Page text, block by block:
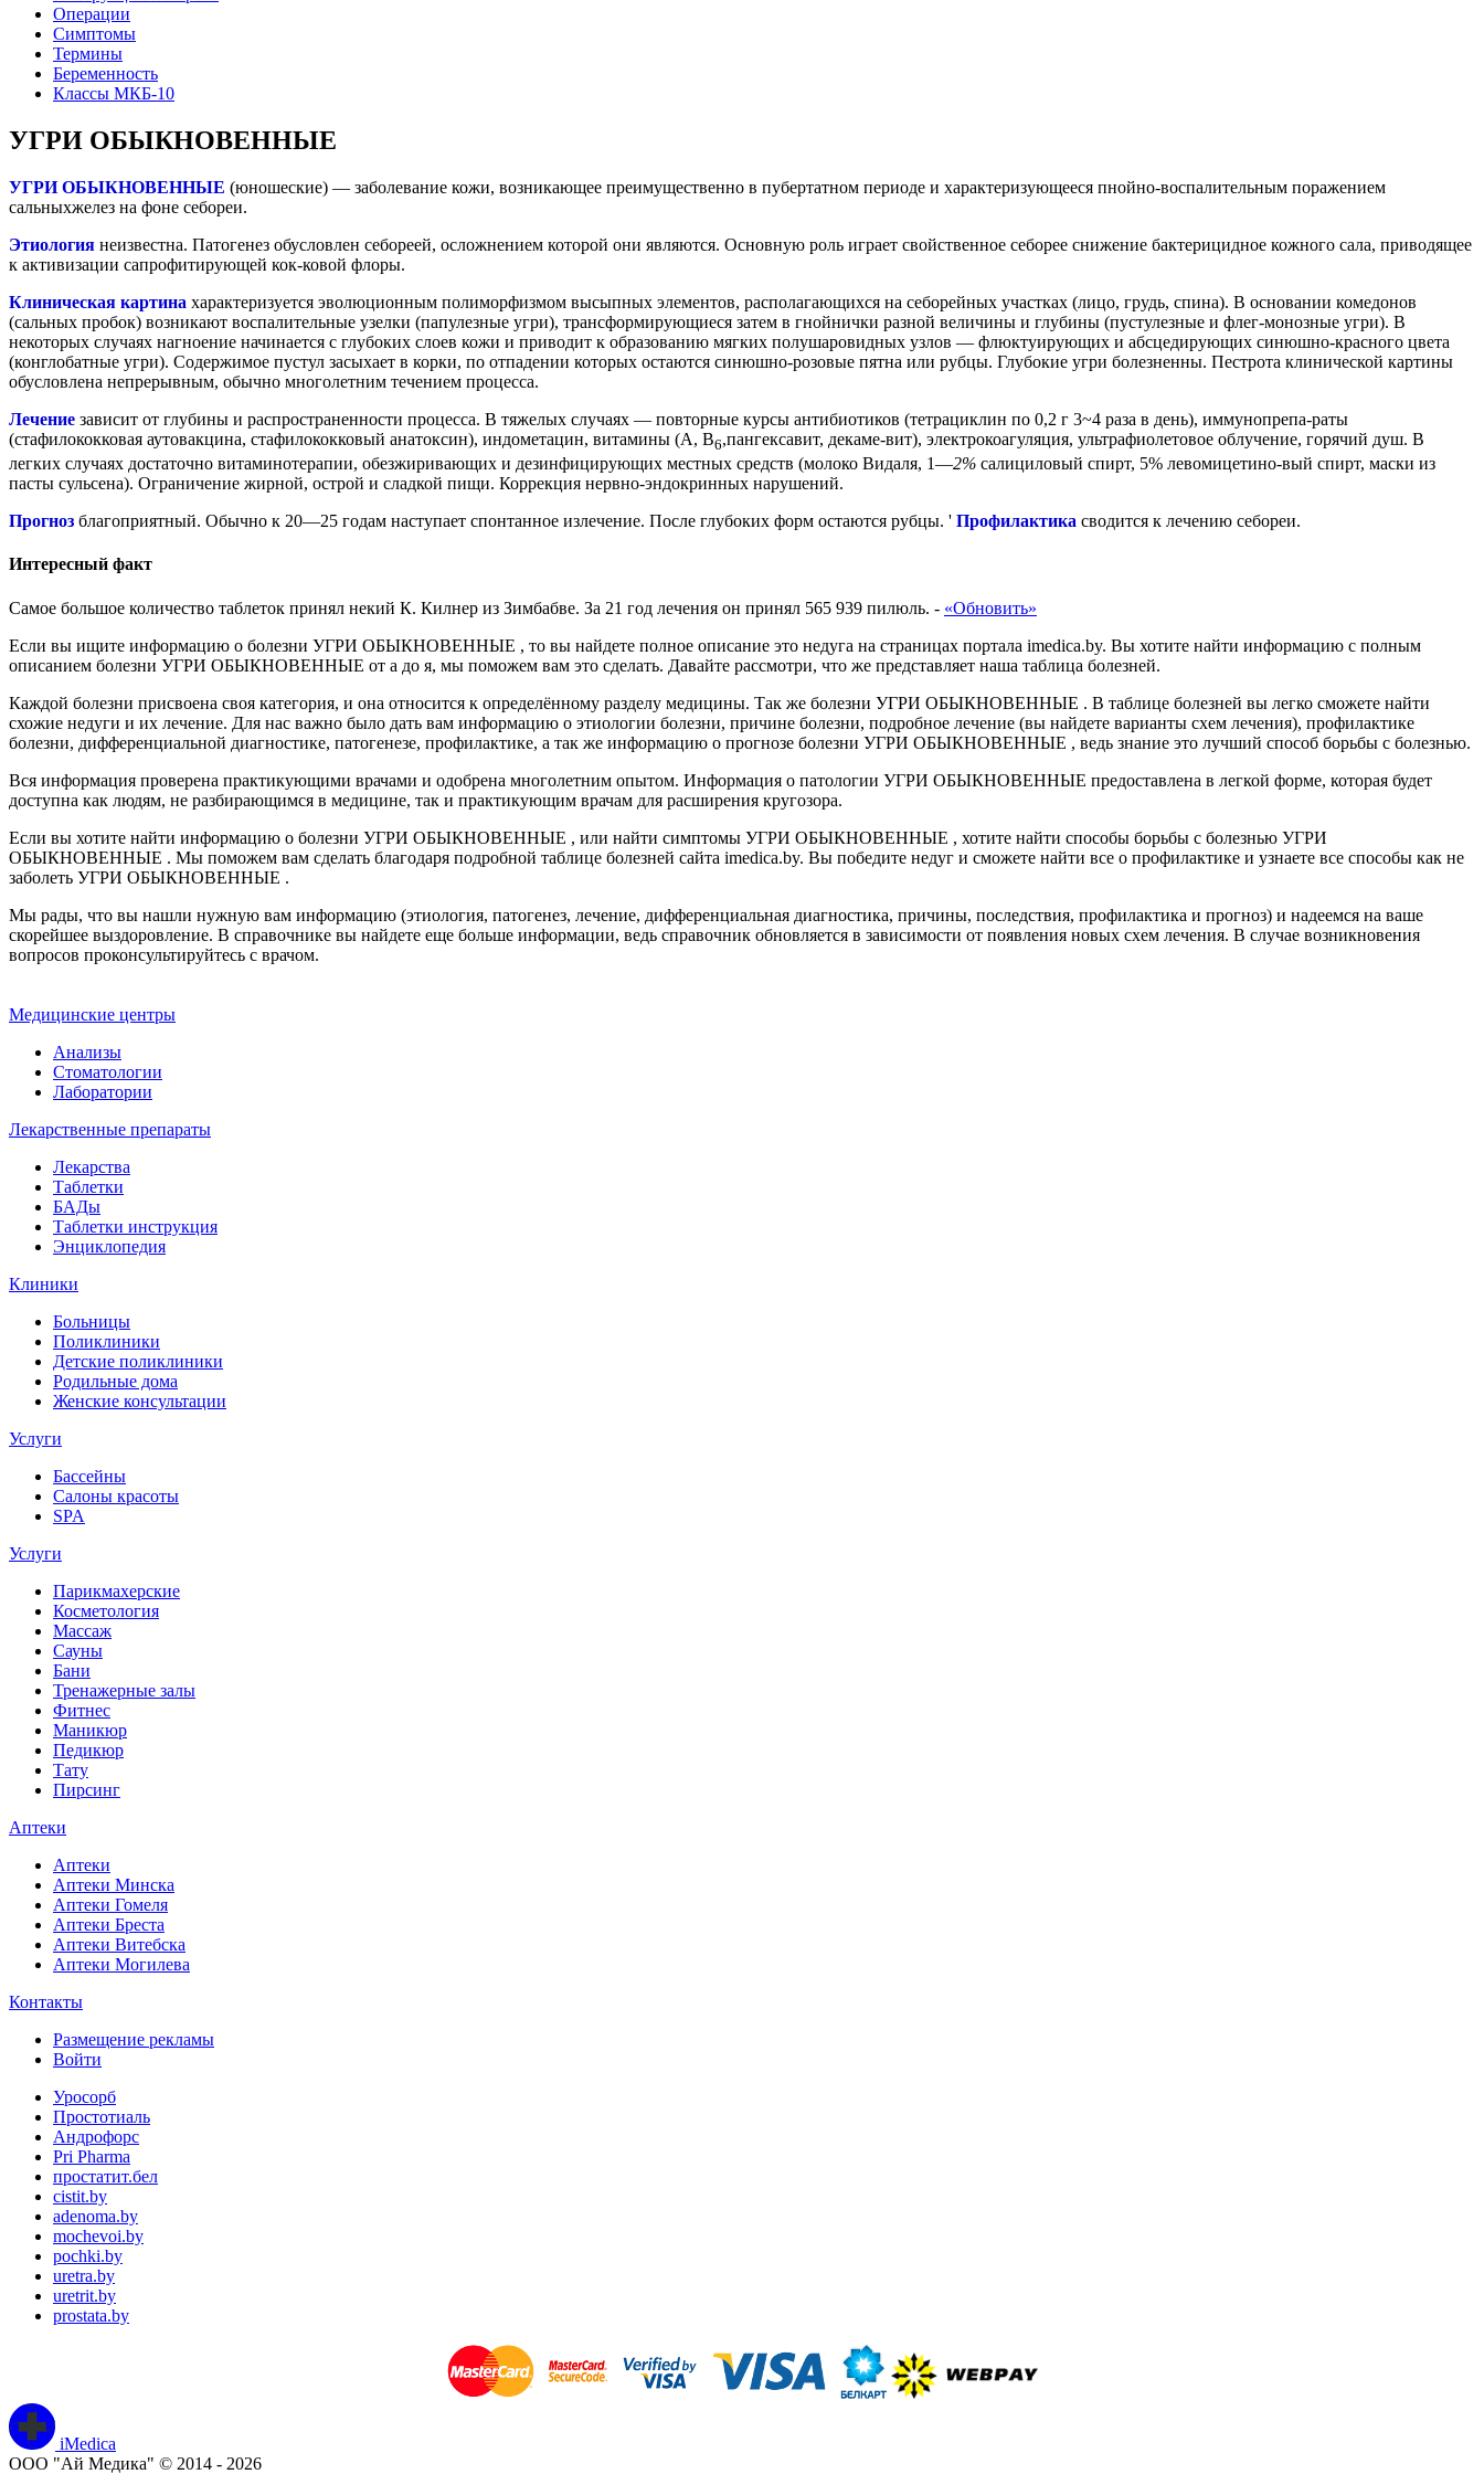
Операции
Симптомы
Термины
Беременность
Классы МКБ-10
УГРИ ОБЫКНОВЕННЫЕ
УГРИ ОБЫКНОВЕННЫЕ (юношеские) — заболевание кожи, возникающее преимущественно в пубертатном периоде и характеризующееся пнойно-воспалительным поражением
сальныхжелез на фоне себореи.
Этиология неизвестна. Патогенез обусловлен себореей, осложнением которой они являются. Основную роль играет свойственное себорее снижение бактерицидное кожного сала, приводящее
к активизации сапрофитирующей кок-ковой флоры.
Клиническая картина характеризуется эволюционным полиморфизмом высыпных элементов, располагающихся на себорейных участках (лицо, грудь, спина). В основании комедонов
(сальных пробок) возникают воспалительные узелки (папулезные угри), трансформирующиеся затем в гнойнички разной величины и глубины (пустулезные и флег-монозные угри). В
некоторых случаях нагноение начинается с глубоких слоев кожи и приводит к образованию мягких полушаровидных узлов — флюктуирующих и абсцедирующих синюшно-красного цвета
(конглобатные угри). Содержимое пустул засыхает в корки, по отпадении которых остаются синюшно-розовые пятна или рубцы. Глубокие угри болезненны. Пестрота клинической картины
обусловлена непрерывным, обычно многолетним течением процесса.
Лечение зависит от глубины и распространенности процесса. В тяжелых случаях — повторные курсы антибиотиков (тетрациклин по 0,2 г 3~4 раза в день), иммунопрепа-раты
(стафилококковая аутовакцина, стафилококковый анатоксин), индометацин, витамины (А, В6,пангексавит, декаме-вит), электрокоагуляция, ультрафиолетовое облучение, горячий душ. В
легких случаях достаточно витаминотерапии, обезжиривающих и дезинфицирующих местных средств (молоко Видаля, 1—2% салициловый спирт, 5% левомицетино-вый спирт, маски из
пасты сульсена). Ограничение жирной, острой и сладкой пищи. Коррекция нервно-эндокринных нарушений.
Прогноз благоприятный. Обычно к 20—25 годам наступает спонтанное излечение. После глубоких форм остаются рубцы. ' Профилактика сводится к лечению себореи.
Интересный факт
Самое большое количество таблеток принял некий К. Килнер из Зимбабве. За 21 год лечения он принял 565 939 пилюль. - «Обновить»
Если вы ищите информацию о болезни УГРИ ОБЫКНОВЕННЫЕ , то вы найдете полное описание это недуга на страницах портала imedica.by. Вы хотите найти информацию с полным
описанием болезни УГРИ ОБЫКНОВЕННЫЕ от а до я, мы поможем вам это сделать. Давайте рассмотри, что же представляет наша таблица болезней.
Каждой болезни присвоена своя категория, и она относится к определённому разделу медицины. Так же болезни УГРИ ОБЫКНОВЕННЫЕ . В таблице болезней вы легко сможете найти
схожие недуги и их лечение. Для нас важно было дать вам информацию о этиологии болезни, причине болезни, подробное лечение (вы найдете варианты схем лечения), профилактике
болезни, дифференциальной диагностике, патогенезе, профилактике, а так же информацию о прогнозе болезни УГРИ ОБЫКНОВЕННЫЕ , ведь знание это лучший способ борьбы с болезнью.
Вся информация проверена практикующими врачами и одобрена многолетним опытом. Информация о патологии УГРИ ОБЫКНОВЕННЫЕ предоставлена в легкой форме, которая будет
доступна как людям, не разбирающимся в медицине, так и практикующим врачам для расширения кругозора.
Если вы хотите найти информацию о болезни УГРИ ОБЫКНОВЕННЫЕ , или найти симптомы УГРИ ОБЫКНОВЕННЫЕ , хотите найти способы борьбы с болезнью УГРИ
ОБЫКНОВЕННЫЕ . Мы поможем вам сделать благодаря подробной таблице болезней сайта imedica.by. Вы победите недуг и сможете найти все о профилактике и узнаете все способы как не
заболеть УГРИ ОБЫКНОВЕННЫЕ .
Мы рады, что вы нашли нужную вам информацию (этиология, патогенез, лечение, дифференциальная диагностика, причины, последствия, профилактика и прогноз) и надеемся на ваше
скорейшее выздоровление. В справочнике вы найдете еще больше информации, ведь справочник обновляется в зависимости от появления новых схем лечения. В случае возникновения
вопросов проконсультируйтесь с врачом.
Медицинские центры
Анализы
Стоматологии
Лаборатории
Лекарственные препараты
Лекарства
Таблетки
БАДы
Таблетки инструкция
Энциклопедия
Клиники
Больницы
Поликлиники
Детские поликлиники
Родильные дома
Женские консультации
Услуги
Бассейны
Салоны красоты
SPA
Услуги
Парикмахерские
Косметология
Массаж
Сауны
Бани
Тренажерные залы
Фитнес
Маникюр
Педикюр
Тату
Пирсинг
Аптеки
Аптеки
Аптеки Минска
Аптеки Гомеля
Аптеки Бреста
Аптеки Витебска
Аптеки Могилева
Контакты
Размещение рекламы
Войти
Уросорб
Простотиаль
Андрофорс
Pri Pharma
простатит.бел
cistit.by
adenoma.by
mochevoi.by
pochki.by
uretra.by
uretrit.by
prostata.by
iMedica
ООО "Ай Медика" © 2014 - 2026